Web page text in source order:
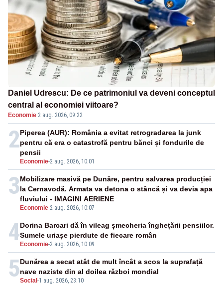
Daniel Udrescu: De ce patrimoniul va deveni conceptul
central al economiei viitoare?
Economie·2 aug. 2026, 09:22
2
Economie-2 aug. 2026, 10:01
Piperea (AUR): România a evitat retrogradarea la junk
pentru că era o catastrofă pentru bănci și fondurile de
pensii
3
Economie-2 aug. 2026, 10:07
Mobilizare masivă pe Dunăre, pentru salvarea producției
la Cernavodă. Armata va detona o stâncă și va devia apa
fluviului - IMAGINI AERIENE
4 Economie-2 aug. 2026, 10:09
Dorina Barcari dă în vileag șmecheria înghețării pensiilor.
Sumele uriașe pierdute de fiecare român
5Social -1 aug. 2026, 23:10
Dunărea a secat atât de mult încât a scos la suprafață
nave naziste din al doilea război mondial